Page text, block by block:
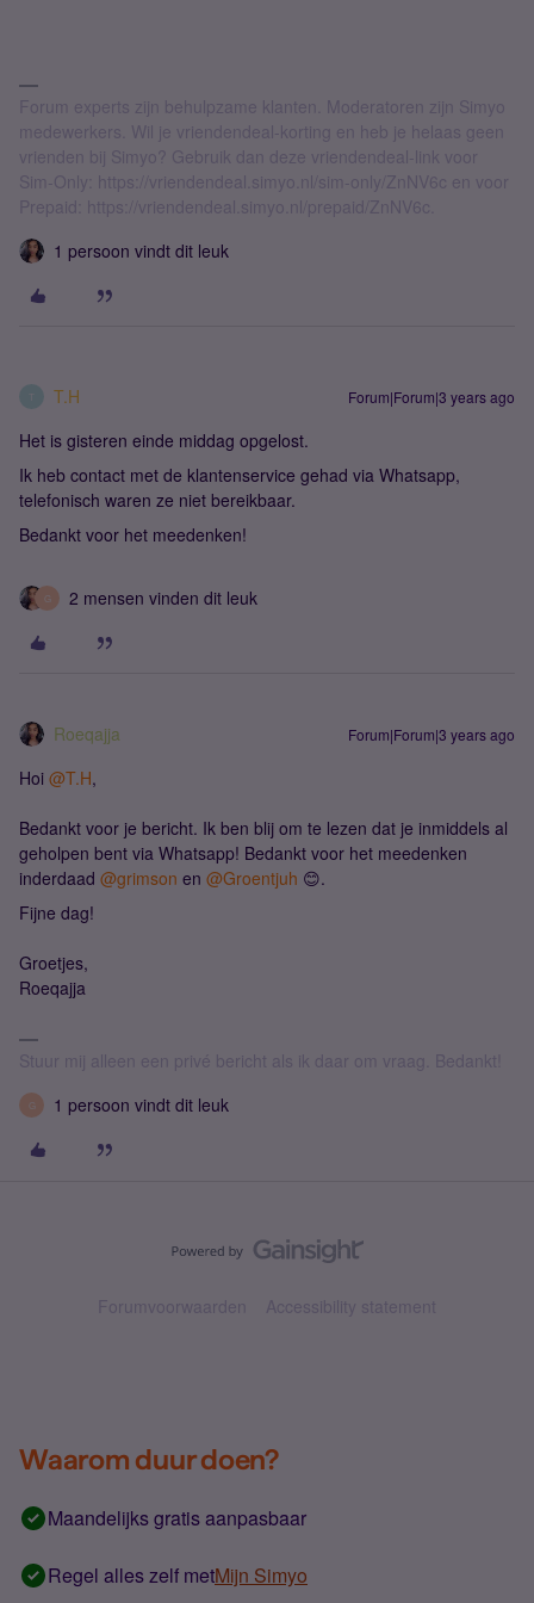
Forum experts zijn behulpzame klanten. Moderatoren zijn Simyo
medewerkers. Wil je vriendendeal-korting en heb je helaas geen
vrienden bij Simyo? Gebruik dan deze vriendendeal-link voor
Sim-Only: https://vriendendeal.simyo.nl/sim-only/ZnNV6c en voor
Prepaid: https://vriendendeal.simyo.nl/prepaid/ZnNV6c.
1 persoon vindt dit leuk
T T.H Forum|Forum|3 years ago
Het is gisteren einde middag opgelost.
Ik heb contact met de klantenservice gehad via Whatsapp,
telefonisch waren ze niet bereikbaar.
Bedankt voor het meedenken!
G 2 mensen vinden dit leuk
Roeqajja Forum|Forum|3 years ago
Hoi @T.H,
Bedankt voor je bericht. Ik ben blij om te lezen dat je inmiddels al
geholpen bent via Whatsapp! Bedankt voor het meedenken
inderdaad @grimson en @Groentjuh 😊.
Fijne dag!
Groetjes,
Roeqajja
Stuur mij alleen een privé bericht als ik daar om vraag. Bedankt!
G 1 persoon vindt dit leuk
Forumvoorwaarden Accessibility statement
Waarom duur doen?
Maandelijks gratis aanpasbaar
Regel alles zelf metMijn Simyo